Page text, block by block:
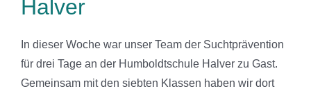
Halver
In dieser Woche war unser Team der Suchtprävention
für drei Tage an der Humboldtschule Halver zu Gast.
Gemeinsam mit den siebten Klassen haben wir dort